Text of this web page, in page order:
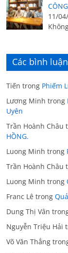
11/
Các bình
Tiến trong Phiếm
Lương Minh trong
Uyên
Trần Hoành Châu
HỒNG.
Luong Minh trong
Trần Hoành Châu
Luong Minh trong
Franc Lê trong
Dung Thị Vân
Nguyễn Triệu Hải
Võ Văn Thắng